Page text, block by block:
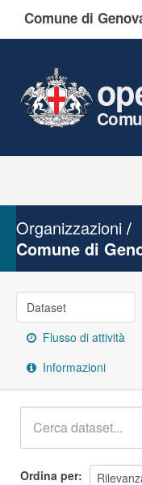
Comune di
Gruppi
Organizzazioni
Comune di
Dataset
Flusso di attività
Informazioni
Ordina per